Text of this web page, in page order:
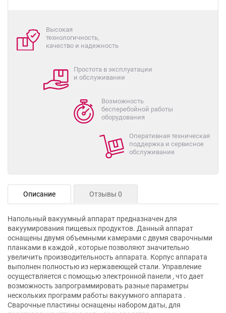
Высокая
технологичность,
качество и надежность
Простота в эксплуатации
и обслуживании
Возможность
бесперебойной работы
оборудования
Оперативная техническая
поддержка и сервисное
обслуживание
Описание Отзывы 0
Напольный вакуумный аппарат предназначен для
вакуумирования пищевых продуктов. Данный аппарат
оснащены двумя объемными камерами с двумя сварочными
планками в каждой , которые позволяют значительно
увеличить производительность аппарата. Корпус аппарата
выполнен полностью из нержавеющей стали. Управление
осуществляется с помощью электронной панели , что дает
возможность запрограммировать разные параметры
нескольких программ работы вакуумного аппарата .
Cварочные пластины оснащены набором даты, для